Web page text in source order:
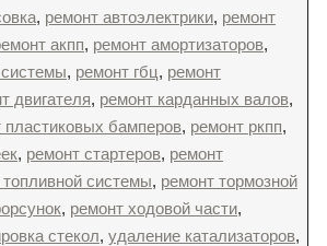
, ремонт автоэлектрики, ремонт
акпп, ремонт амортизаторов,
, ремонт гбц, ремонт
двигателя, ремонт карданных валов,
пластиковых бамперов, ремонт ркпп,
, ремонт стартеров, ремонт
топливной системы, ремонт тормозной
, ремонт ходовой части,
стекол, удаление катализаторов,